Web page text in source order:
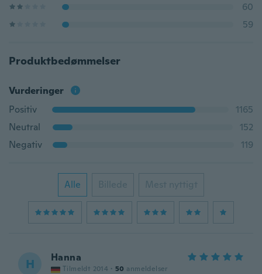
60
59
Produktbedømmelser
Vurderinger
Positiv
1165
Neutral
152
Negativ
119
Alle Billede Mest nyttigt
H Hanna
Tilmeldt 2014 · 50 anmeldelser